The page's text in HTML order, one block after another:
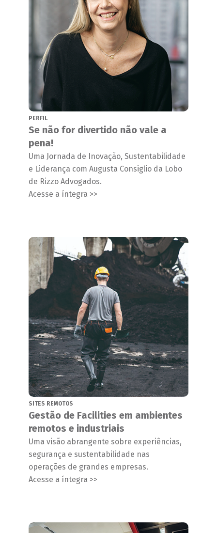
PERFIL
Se não for divertido não vale a
pena!
Uma Jornada de Inovação, Sustentabilidade
e Liderança com Augusta Consiglio da Lobo
de Rizzo Advogados.
Acesse a íntegra >>
SITES REMOTOS
Gestão de Facilities em ambientes
remotos e industriais
Uma visão abrangente sobre experiências,
segurança e sustentabilidade nas
operações de grandes empresas.
Acesse a íntegra >>